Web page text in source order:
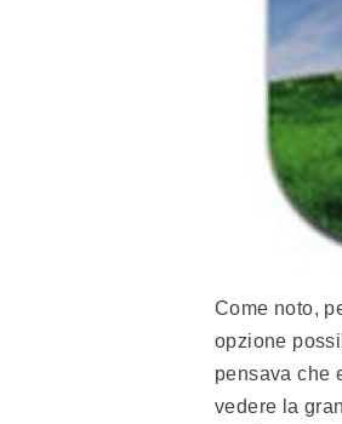
Come noto,
opzione
pensava che
vedere la